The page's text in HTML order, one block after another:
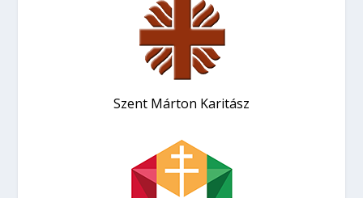
Szent Márton Karitász